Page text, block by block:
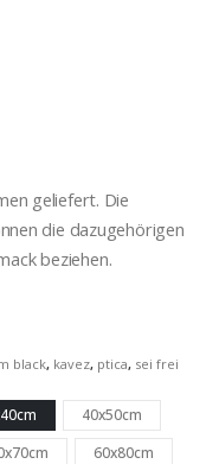
geliefert. Die
die dazugehörigen
beziehen.
black, kavez, ptica, sei frei
40x50cm
60x80cm